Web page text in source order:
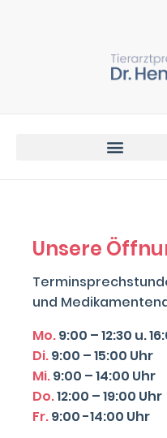
Unsere
und
Mo.9:00 – 12:30 u.
Di.9:00 – 15:00 Uhr
Mi.9:00 – 14:00 Uhr
Do.12:00 – 19:00 Uhr
Fr.9:00 -14:00 Uhr